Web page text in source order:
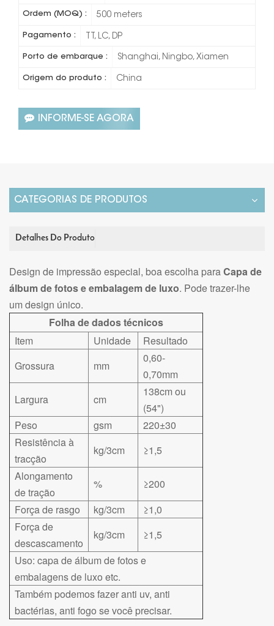
Ordem (MOQ) : 500 meters
Pagamento : TT, LC, DP
Porto de embarque : Shanghai, Ningbo, Xiamen
Origem do produto : China
INFORME-SE AGORA
CATEGORIAS DE PRODUTOS
Detalhes Do Produto
Design de impressão especial, boa escolha paraCapa de
álbum de fotos e embalagem de luxo. Pode trazer-lhe
um design único.
Folha de dados técnicos
Item
Unidade
Resultado
Grossura
mm
0,60-
0,70mm
Largura
cm
138cm ou
(54")
Peso
gsm
220±30
Resistência à
tracção
kg/3cm
≥1,5
Alongamento
de tração
%
≥200
Força de rasgo
kg/3cm
≥1,0
Força de
descascamento
kg/3cm
≥1,5
Uso: capa de álbum de fotos e
embalagens de luxo etc.
Também podemos fazer anti uv, anti
bactérias, anti fogo se você precisar.